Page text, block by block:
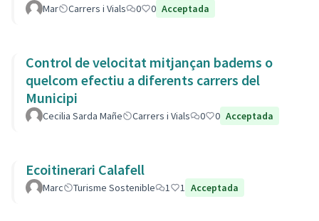
Mar Carrers i Vials 0 0 Acceptada
Control de velocitat mitjançan badems o
quelcom efectiu a diferents carrers del
Municipi
Cecilia Sarda Mañe Carrers i Vials 0 0 Acceptada
Ecoitinerari Calafell
Marc Turisme Sostenible 1 1 Acceptada